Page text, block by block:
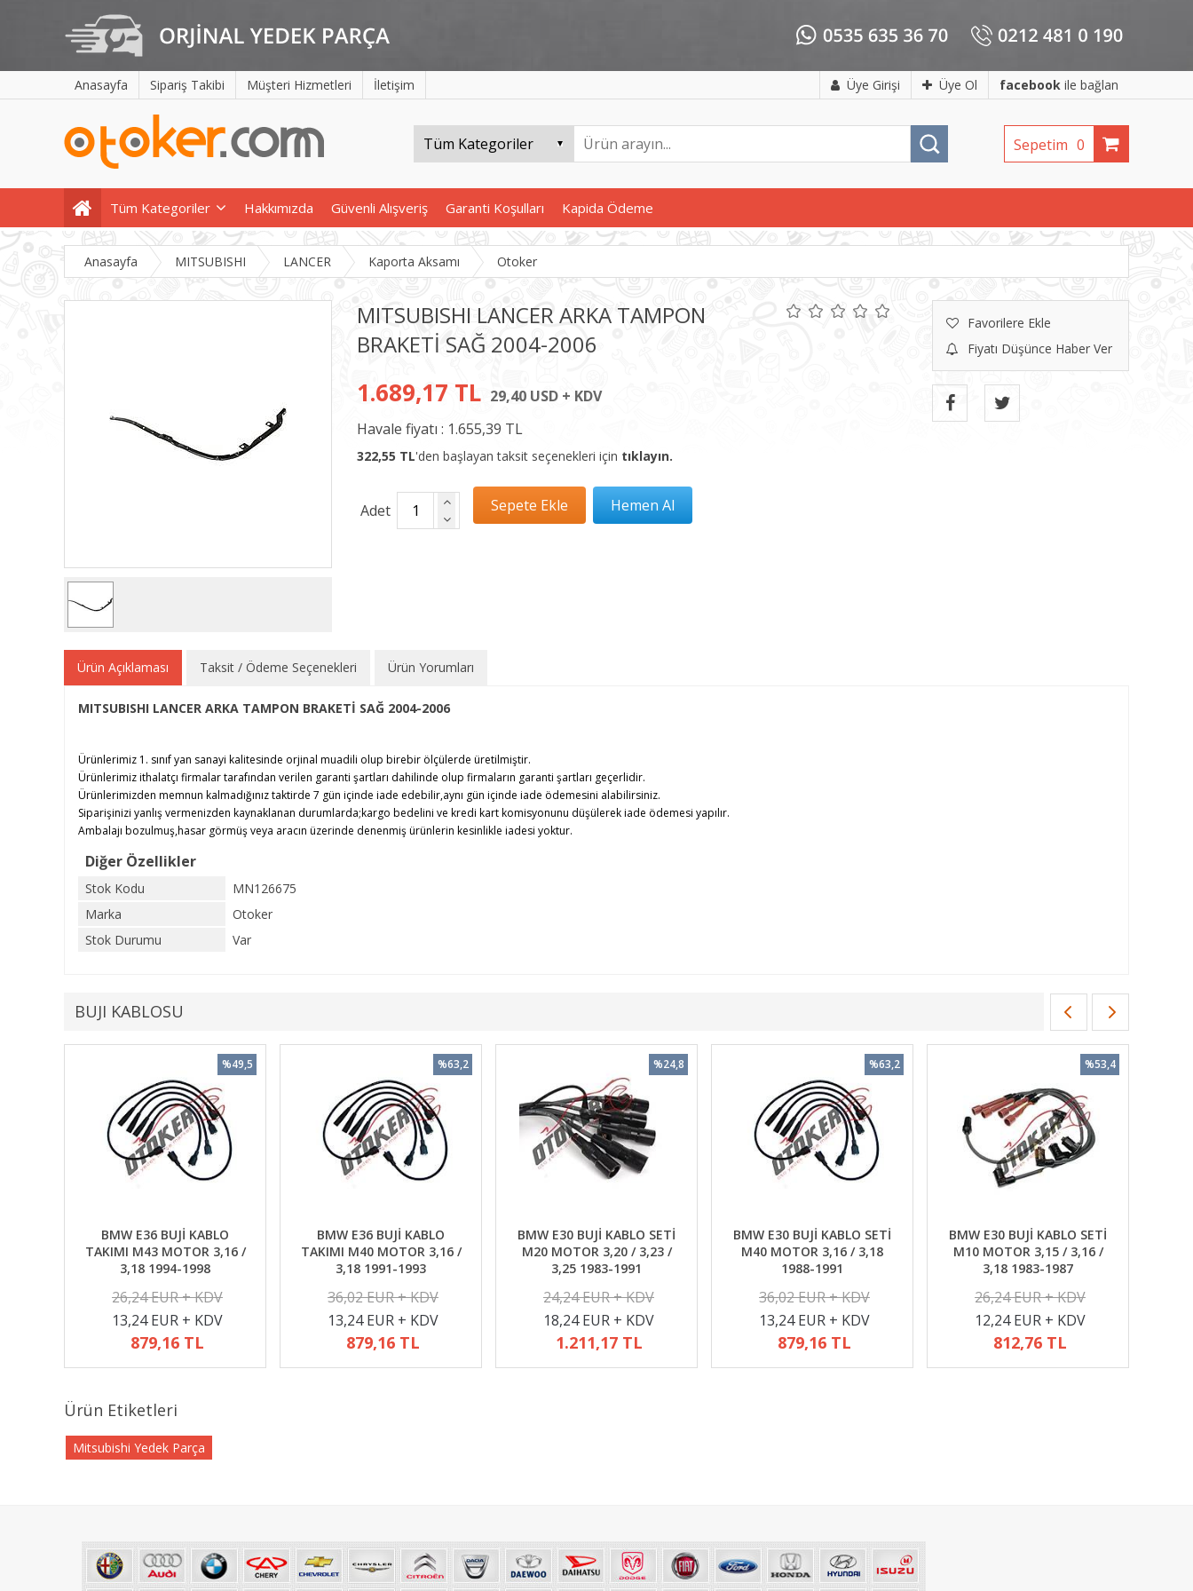
Anasayfa Sipariş Takibi Müşteri Hizmetleri İletişim Üye Girişi Üye Ol facebook ile bağlan
Sepetim 0
Tüm Kategoriler Hakkımızda Güvenli Alışveriş Garanti Koşulları Kapida Ödeme
Anasayfa MITSUBISHI LANCER Kaporta Aksamı Otoker
MITSUBISHI LANCER ARKA TAMPON
BRAKETİ SAĞ 2004-2006
Favorilere Ekle
Fiyatı Düşünce Haber Ver
1.689,17 TL 29,40 USD + KDV
Havale fiyatı : 1.655,39 TL
322,55 TL'den başlayan taksit seçenekleri için tıklayın.
Adet
Ürün Açıklaması Taksit / Ödeme Seçenekleri Ürün Yorumları
MITSUBISHI LANCER ARKA TAMPON BRAKETİ SAĞ 2004-2006
Ürünlerimiz 1. sınıf yan sanayi kalitesinde orjinal muadili olup birebir ölçülerde üretilmiştir.
Ürünlerimiz ithalatçı firmalar tarafından verilen garanti şartları dahilinde olup firmaların garanti şartları geçerlidir.
Ürünlerimizden memnun kalmadığınız taktirde 7 gün içinde iade edebilir,aynı gün içinde iade ödemesini alabilirsiniz.
Siparişinizi yanlış vermenizden kaynaklanan durumlarda;kargo bedelini ve kredi kart komisyonunu düşülerek iade ödemesi yapılır.
Ambalajı bozulmuş,hasar görmüş veya aracın üzerinde denenmiş ürünlerin kesinlikle iadesi yoktur.
Diğer Özellikler
Stok Kodu
MN126675
Marka
Otoker
Stok Durumu
Var
BUJI KABLOSU
BMW E36 BUJİ KABLO
TAKIMI M43 MOTOR 3,16 /
3,18 1994-1998
26,24 EUR + KDV
13,24 EUR + KDV
879,16 TL
%49,5
BMW E36 BUJİ KABLO
TAKIMI M40 MOTOR 3,16 /
3,18 1991-1993
36,02 EUR + KDV
13,24 EUR + KDV
879,16 TL
%63,2
BMW E30 BUJİ KABLO SETİ
M20 MOTOR 3,20 / 3,23 /
3,25 1983-1991
24,24 EUR + KDV
18,24 EUR + KDV
1.211,17 TL
%24,8
BMW E30 BUJİ KABLO SETİ
M40 MOTOR 3,16 / 3,18
1988-1991
36,02 EUR + KDV
13,24 EUR + KDV
879,16 TL
%63,2
BMW E30 BUJİ KABLO SETİ
M10 MOTOR 3,15 / 3,16 /
3,18 1983-1987
26,24 EUR + KDV
12,24 EUR + KDV
812,76 TL
%53,4
Ürün Etiketleri
Mitsubishi Yedek Parça